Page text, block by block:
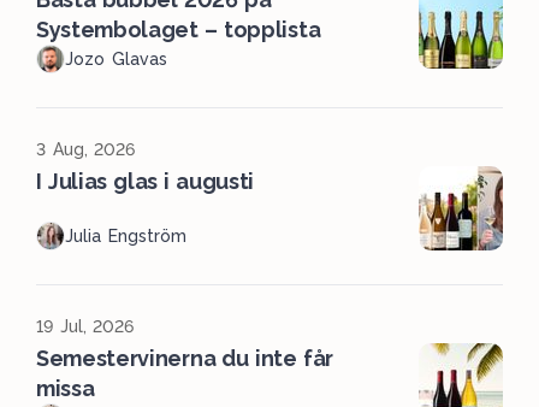
Systembolaget – topplista
Jozo Glavas
3 Aug, 2026
I Julias glas i augusti
Julia Engström
19 Jul, 2026
Semestervinerna du inte får
missa